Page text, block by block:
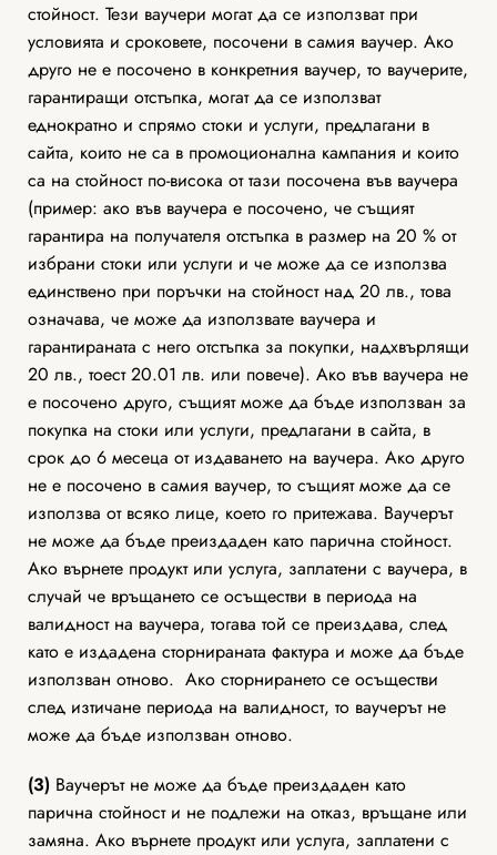
стойност. Тези ваучери могат да се използват при
условията и сроковете, посочени в самия ваучер. Ако
друго не е посочено в конкретния ваучер, то ваучерите,
гарантиращи отстъпка, могат да се използват
еднократно и спрямо стоки и услуги, предлагани в
сайта, които не са в промоционална кампания и които
са на стойност по-висока от тази посочена във ваучера
(пример: ако във ваучера е посочено, че същият
гарантира на получателя отстъпка в размер на 20 % от
избрани стоки или услуги и че може да се използва
единствено при поръчки на стойност над 20 лв., това
означава, че може да използвате ваучера и
гарантираната с него отстъпка за покупки, надхвърлящи
20 лв., тоест 20.01 лв. или повече). Ако във ваучера не
е посочено друго, същият може да бъде използван за
покупка на стоки или услуги, предлагани в сайта, в
срок до 6 месеца от издаването на ваучера. Ако друго
не е посочено в самия ваучер, то същият може да се
използва от всяко лице, което го притежава. Ваучерът
не може да бъде преиздаден като парична стойност.
Ако върнете продукт или услуга, заплатени с ваучера, в
случай че връщането се осъществи в периода на
валидност на ваучера, тогава той се преиздава, след
като е издадена сторнираната фактура и може да бъде
използван отново. Ако сторнирането се осъществи
след изтичане периода на валидност, то ваучерът не
може да бъде използван отново.
(3) Ваучерът не може да бъде преиздаден като
парична стойност и не подлежи на отказ, връщане или
замяна. Ако върнете продукт или услуга, заплатени с